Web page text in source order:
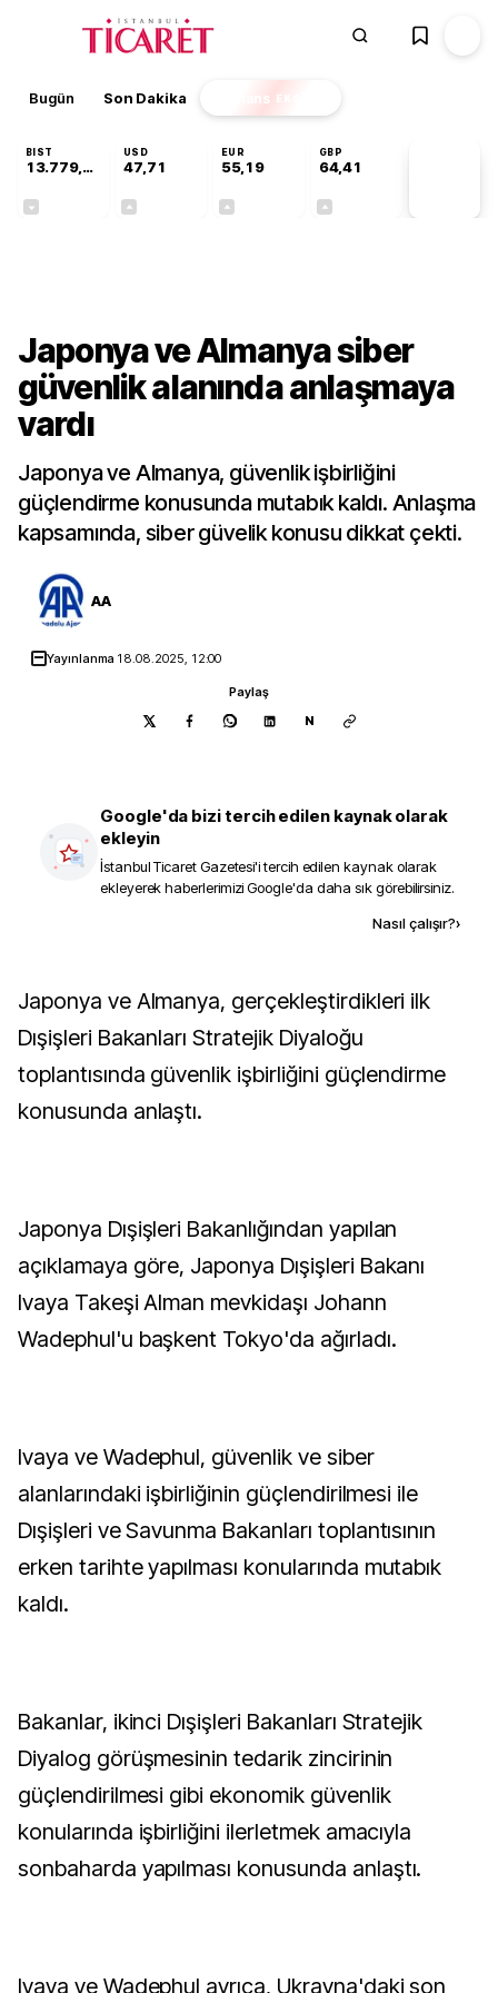
Bugün Son Dakika Finans EKSTRA
BIST
13.779,39
USD
47,71
EUR
55,19
GBP
64,41
Japonya ve Almanya siber
güvenlik alanında anlaşmaya
vardı
Japonya ve Almanya, güvenlik işbirliğini
güçlendirme konusunda mutabık kaldı. Anlaşma
kapsamında, siber güvelik konusu dikkat çekti.
AA
Yayınlanma 18.08.2025, 12:00
Paylaş
N
Google'da bizi tercih edilen kaynak olarak
ekleyin
İstanbul Ticaret Gazetesi'i tercih edilen kaynak olarak
ekleyerek haberlerimizi Google'da daha sık görebilirsiniz.
Nasıl çalışır?›
Japonya ve Almanya, gerçekleştirdikleri ilk
Dışişleri Bakanları Stratejik Diyaloğu
toplantısında güvenlik işbirliğini güçlendirme
konusunda anlaştı.
Japonya Dışişleri Bakanlığından yapılan
açıklamaya göre, Japonya Dışişleri Bakanı
Ivaya Takeşi Alman mevkidaşı Johann
Wadephul'u başkent Tokyo'da ağırladı.
Ivaya ve Wadephul, güvenlik ve siber
alanlarındaki işbirliğinin güçlendirilmesi ile
Dışişleri ve Savunma Bakanları toplantısının
erken tarihte yapılması konularında mutabık
kaldı.
Bakanlar, ikinci Dışişleri Bakanları Stratejik
Diyalog görüşmesinin tedarik zincirinin
güçlendirilmesi gibi ekonomik güvenlik
konularında işbirliğini ilerletmek amacıyla
sonbaharda yapılması konusunda anlaştı.
Ivaya ve Wadephul ayrıca, Ukrayna'daki son